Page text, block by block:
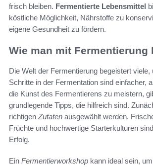
frisch bleiben. Fermentierte Lebensmittel
köstliche Möglichkeit, Nährstoffe zu
eigene Gesundheit zu fördern.
Wie man mit Fermentierung
Die Welt der Fermentierung begeistert viele,
Schritte in der Fermentation sind einfacher,
die Kunst des Fermentierens zu meistern,
grundlegende Tipps, die hilfreich sind.
richtigen Zutaten ausgewählt werden.
Früchte und hochwertige Starterkulturen
Erfolg.
Ein Fermentierworkshop kann ideal sein,